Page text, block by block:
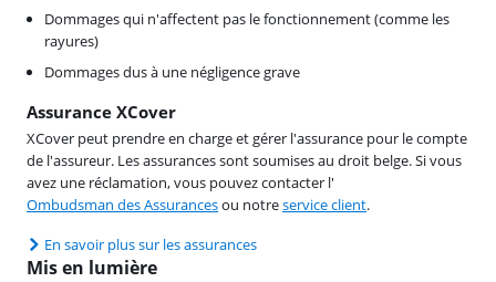
Dommages qui n'affectent pas le fonctionnement (comme les
rayures)
Dommages dus à une négligence grave
Assurance XCover
XCover peut prendre en charge et gérer l'assurance pour le compte
de l'assureur. Les assurances sont soumises au droit belge. Si vous
avez une réclamation, vous pouvez contacter l'
Ombudsman des Assurancesou notreservice client.
En savoir plus sur les assurances
Mis en lumière